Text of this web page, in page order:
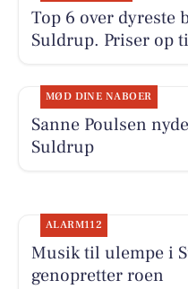
Top 6 over dyreste
Suldrup. Priser op
MØD DINE NABOER
Sanne Poulsen
Suldrup
ALARM112
Musik til ulempe i
genopretter roen